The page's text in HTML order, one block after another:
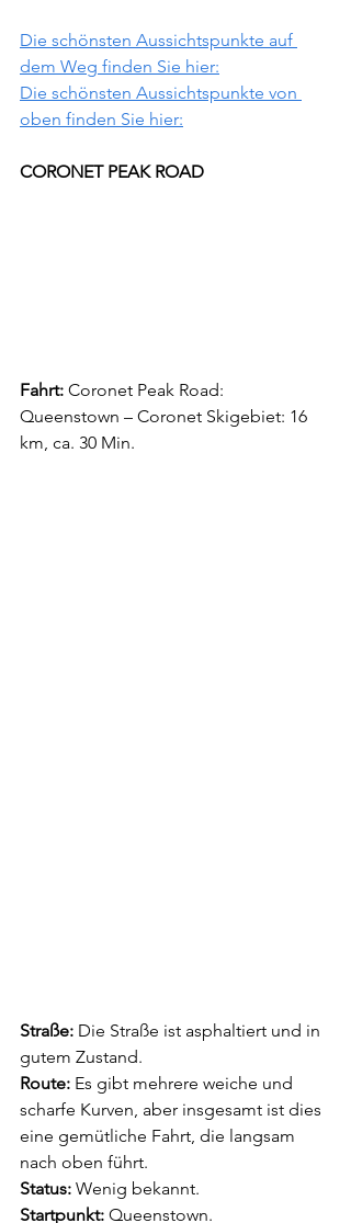
Die schönsten Aussichtspunkte auf
dem Weg finden Sie hier:
Die schönsten Aussichtspunkte von
oben finden Sie hier:
CORONET PEAK ROAD
Fahrt: Coronet Peak Road:
Queenstown – Coronet Skige­biet: 16
km, ca. 30 Min.
Straße: Die Straße ist asphaltiert und in
gutem Zustand.
Route: Es gibt mehrere weiche und
scharfe Kurven, aber insgesamt ist dies
eine gemütli­che Fahrt, die langsam
nach oben führt.
Status: Wenig bekannt.
Startpunkt: Queenstown.